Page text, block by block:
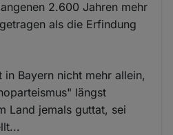
2.600 Jahren mehr
als die Erfindung
Bayern nicht mehr allein,
längst
Land jemals guttat, sei